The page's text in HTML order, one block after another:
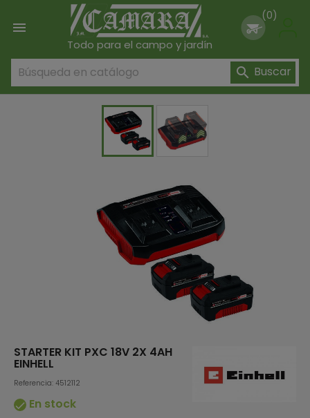

Todo para el campo y jardín
(0)
 Buscar
STARTER KIT PXC 18V 2X 4AH
EINHELL
Referencia: 4512112
 En stock